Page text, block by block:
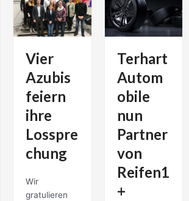
Vier
Azubis
feiern
ihre
Losspre
chung
Wir
gratulieren
Terhart
Autom
obile
nun
Partner
von
Reifen1
+